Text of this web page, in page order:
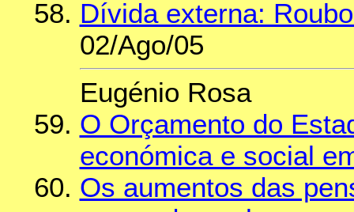
Dívida externa:
02/Ago/05
Eugénio Rosa
O Orçamento do
económica e social
Os aumentos das